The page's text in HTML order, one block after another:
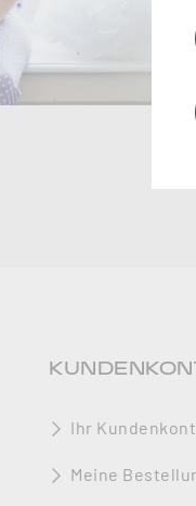
Ihr
Meine